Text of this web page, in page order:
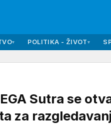
▾ POLITIKA - ŽIVOT▾
Sutra se
za